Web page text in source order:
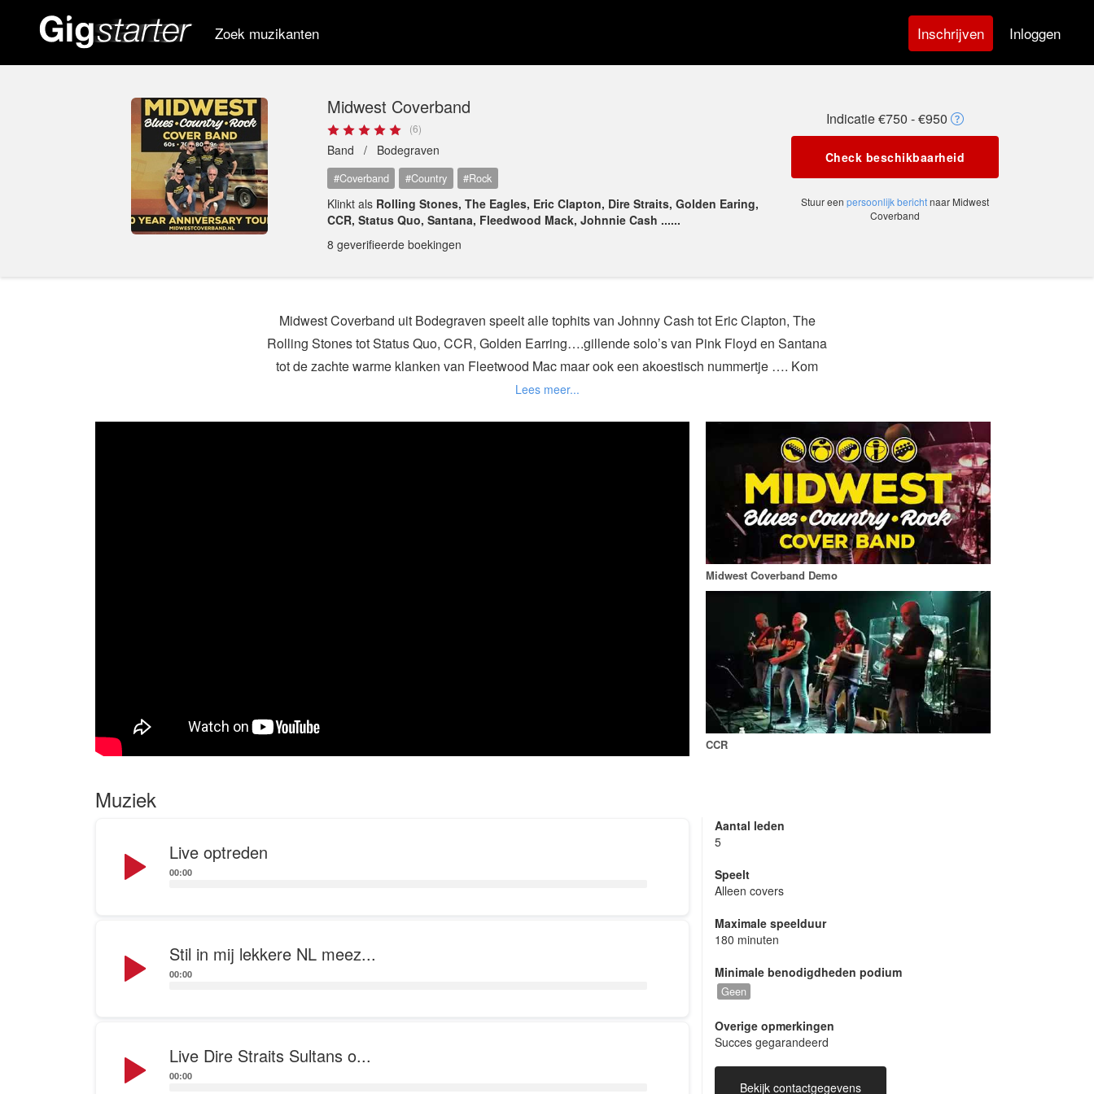
Zoek muzikanten Inschrijven Inloggen
Midwest Coverband
(6)
Band / Bodegraven
#Coverband #Country #Rock
Klinkt als Rolling Stones, The Eagles, Eric Clapton, Dire Straits, Golden Earing,
CCR, Status Quo, Santana, Fleedwood Mack, Johnnie Cash ......
8 geverifieerde boekingen
Indicatie €750 - €950
Check beschikbaarheid
Stuur een persoonlijk berichtnaar Midwest
Coverband
Midwest Coverband uit Bodegraven speelt alle tophits van Johnny Cash tot Eric Clapton, The
Rolling Stones tot Status Quo, CCR, Golden Earring….gillende solo’s van Pink Floyd en Santana
tot de zachte warme klanken van Fleetwood Mac maar ook een akoestisch nummertje …. Kom
maar luisteren of boek de Midwest Coverband voor een avond feest!
De band bestaat vanaf 2016 en het repertoire wordt steeds uitgebreid met nieuwe nummers. De
speellijst wordt per optreden op maat samengesteld. Een gemiddeld optreden duurt totaal ca. 3 a
Ons publiek bestaat uit de oudere jongere 40+, maar wat opvalt tijdens onze optredens dat de
Wij de Midwest Coverband zijn een coverband en spelen Rock Country en Blues muziek.
Nummers bekend uit de top 2000 en voor een breed publiek en zeer herkenbaar. Onze muziek is
geschikt voor diverse gelegenheden zoals Bar, Kroeg, Festival, Bruiloft, Verjaardag,
Indien u voor uw gasten een mooi en onvergetelijk feest wilt geven is de Midwest Coverband een
Midwest Coverband Demo
CCR
I dont wanne talk about it
Muziek
Live optreden
Player
00:00
Stil in mij lekkere NL meez...
Player
00:00
Live Dire Straits Sultans o...
Player
00:00
Aantal leden
5
Speelt
Alleen covers
Maximale speelduur
180 minuten
Minimale benodigdheden podium
Geen
Overige opmerkingen
Succes gegarandeerd
Bekijk contactgegevens